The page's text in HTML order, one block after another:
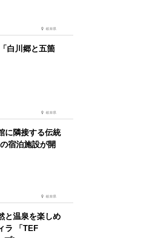
岐阜県
白川郷と五箇
岐阜県
に隣接する伝統
宿泊施設が開
岐阜県
と温泉を楽しめ
ラ 「TEF